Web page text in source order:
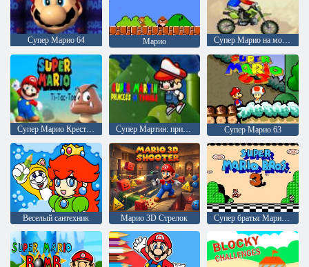
Супер Марио 64 Марио Супер Марио на мотоцикле
Супер Марио Крестики-нолики Супер Мартин: принцесса в беде Супер Марио 63
Веселый сантехник Марио 3D Стрелок Супер братья Марио 3